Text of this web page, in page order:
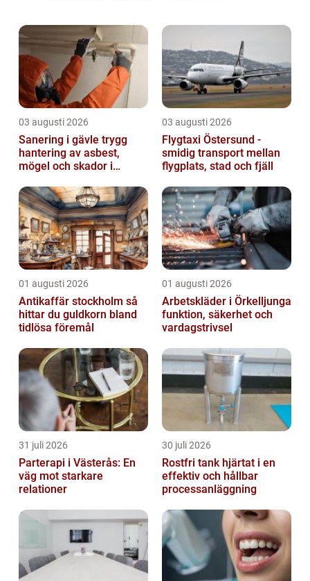
hålla dessa utrymmen rena och säkra. I
denna artikel kommer vi...
03 augusti 2026
Sanering i gävle trygg
hantering av asbest,
mögel och skador i
03 augusti 2026
Flygtaxi Östersund -
smidig transport mellan
flygplats, stad och fjäll
01 augusti 2026
Antikaffär stockholm så
hittar du guldkorn bland
tidlösa föremål
01 augusti 2026
Arbetskläder i Örkelljunga
funktion, säkerhet och
vardagstrivsel
31 juli 2026
Parterapi i Västerås: En
väg mot starkare
relationer
30 juli 2026
Rostfri tank hjärtat i en
effektiv och hållbar
processanläggning